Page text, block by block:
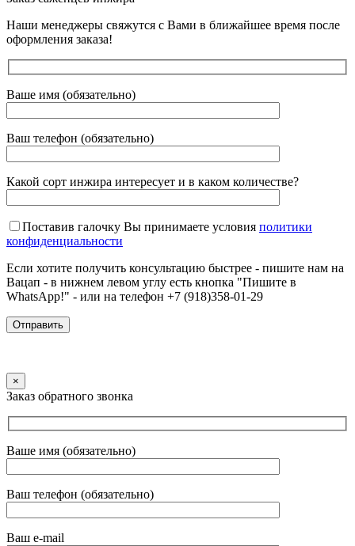
Наши менеджеры свяжутся с Вами в ближайшее время после
оформления заказа!
Ваше имя (обязательно)
Ваш телефон (обязательно)
Какой сорт инжира интересует и в каком количестве?
Поставив галочку Вы принимаете условия политики
конфиденциальности
Если хотите получить консультацию быстрее - пишите нам на
Вацап - в нижнем левом углу есть кнопка "Пишите в
WhatsApp!" - или на телефон +7 (918)358-01-29
×
Заказ обратного звонка
Ваше имя (обязательно)
Ваш телефон (обязательно)
Ваш e-mail